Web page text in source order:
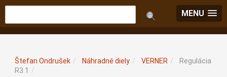
MENU
Štefan Ondrušek / Náhradné diely / VERNER /
Regulácia
R3.1
/